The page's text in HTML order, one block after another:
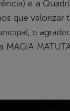
e a
que
e
MAGIA